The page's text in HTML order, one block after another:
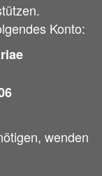
Konto:
wenden